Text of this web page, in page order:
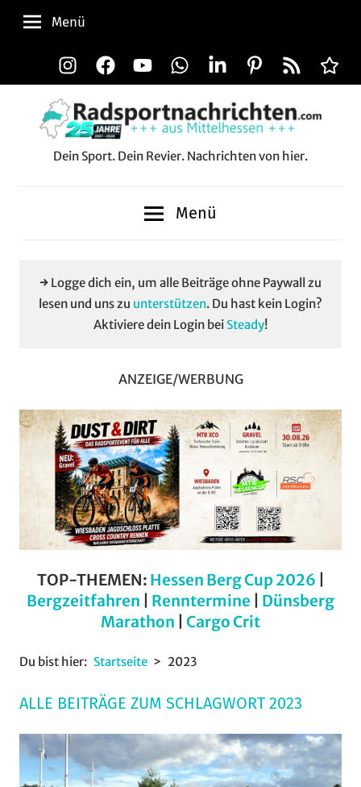
Zum
Inhalt
InstagramFacebookYouTubeWhatsAppLinkedInPinterest
RSS-
Feed
Alle
Menü
Dein Sport. Dein Revier. Nachrichten von hier.
Menü
→ Logge dich ein, um alle Beiträge ohne Paywall zu
lesen und uns zu unterstützen. Du hast kein Login?
Aktiviere dein Login bei Steady!
ANZEIGE/WERBUNG
TOP-THEMEN: Hessen Berg Cup 2026
Bergzeitfahren
Renntermine
Dünsberg
Marathon
Cargo Crit
Du bist hier: Startseite 2023
ALLE BEITRÄGE ZUM SCHLAGWORT 2023